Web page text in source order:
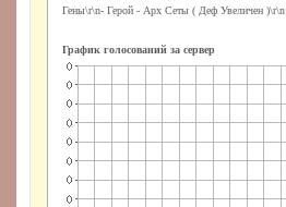
Гены\r\n- Герой - Арх Сеты ( Деф Увеличен )\r\n
График голосований за сервер